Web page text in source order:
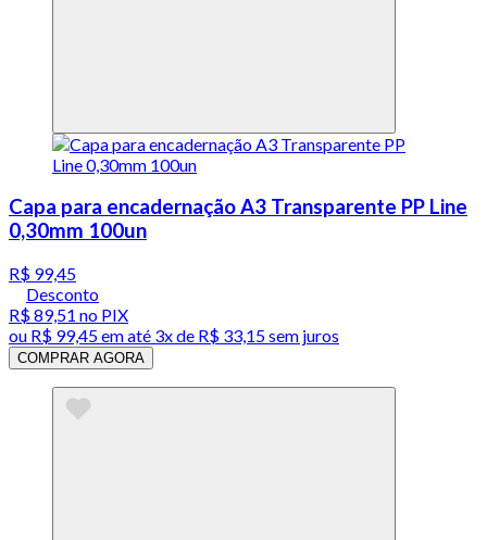
Capa para encadernação A3 Transparente PP Line
0,30mm 100un
R$ 99,45
Desconto
R$ 89,51 no PIX
ou R$ 99,45em até 3x de R$ 33,15 sem juros
COMPRAR AGORA